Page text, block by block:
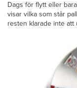
Dags för flytt eller
visar vilka som står
resten klarade inte att